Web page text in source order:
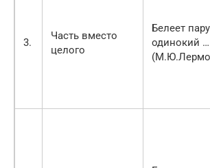
3.
Часть вместо
целого
Белеет
одинокий …